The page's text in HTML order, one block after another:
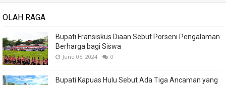
OLAH RAGA
Bupati Fransiskus Diaan Sebut Porseni Pengalaman
Berharga bagi Siswa
June 05, 2024 0
Bupati Kapuas Hulu Sebut Ada Tiga Ancaman yang